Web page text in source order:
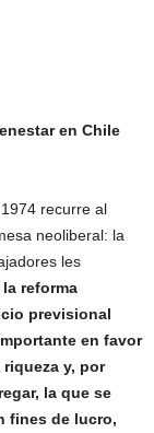
en Chile
recurre al
neoliberal: la
les
reforma
previsional
en favor
y, por
la que se
fines de lucro,